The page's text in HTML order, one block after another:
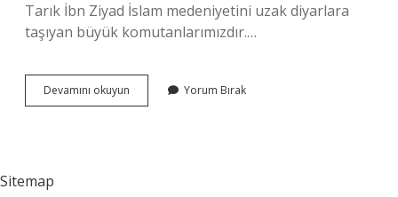
Tarık İbn Ziyad İslam medeniyetini uzak diyarlara
taşıyan büyük komutanlarımızdır.…
Devamını okuyun
Düşünürleri
Yorum Bırak
Sitemap